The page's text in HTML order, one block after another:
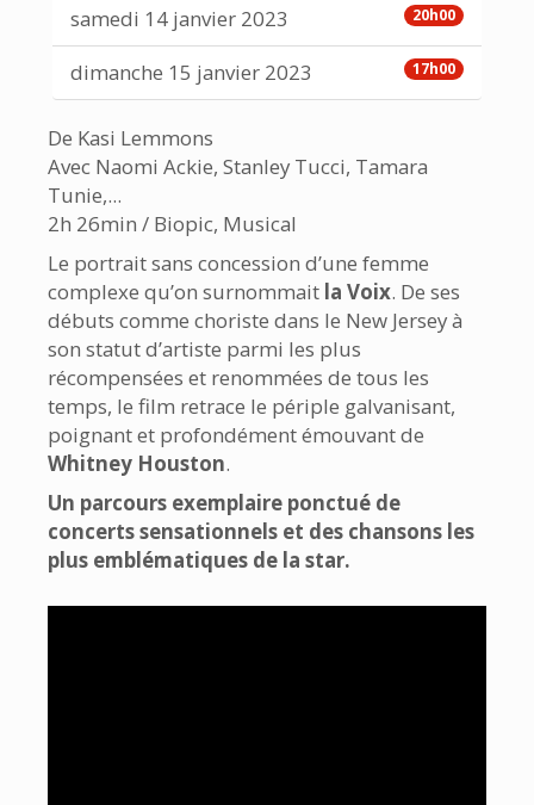
20h00
samedi 14 janvier 2023
17h00
dimanche 15 janvier 2023
De Kasi Lemmons
Avec Naomi Ackie, Stanley Tucci, Tamara
Tunie,...
2h 26min / Biopic, Musical
Le portrait sans concession d’une femme
complexe qu’on surnommait la Voix. De ses
débuts comme choriste dans le New Jersey à
son statut d’artiste parmi les plus
récompensées et renommées de tous les
temps, le film retrace le périple galvanisant,
poignant et profondément émouvant de
Whitney Houston.
Un parcours exemplaire ponctué de
concerts sensationnels et des chansons les
plus emblématiques de la star.